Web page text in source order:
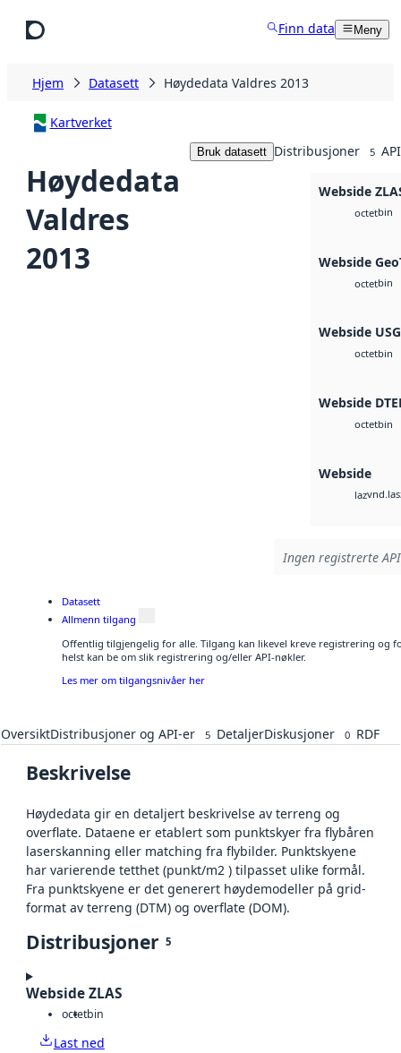
Finn data Meny
Hjem Datasett Høydedata Valdres 2013
Kartverket
Høydedata
Valdres
2013
Bruk datasett Distribusjoner 5
Webside
octetbin
Webside
octetbin
Webside
octetbin
Webside
octetbin
Webside
laz
Ingen registrerte
Datasett
Allmenn tilgang
Offentlig tilgjengelig for alle. Tilgang kan likevel kreve registrering og
helst kan be om slik registrering og/eller API-nøkler.
Les mer om tilgangsnivåer her
OversiktDistribusjoner og API-er 5 DetaljerDiskusjoner 0 RDF
Beskrivelse
Høydedata gir en detaljert beskrivelse av terreng og
overflate. Dataene er etablert som punktskyer fra flybåren
laserskanning eller matching fra flybilder. Punktskyene
har varierende tetthet (punkt/m2 ) tilpasset ulike formål.
Fra punktskyene er det generert høydemodeller på grid-
format av terreng (DTM) og overflate (DOM).
Distribusjoner 5
Webside ZLAS
octetbin
Last ned